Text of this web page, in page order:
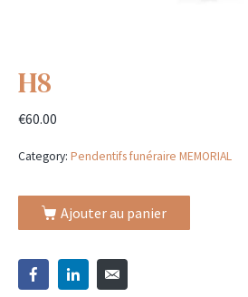
H8
€60.00
Category: Pendentifs funéraire MEMORIAL
Ajouter au panier